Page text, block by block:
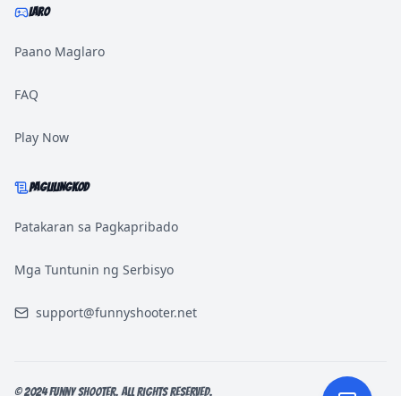
LARO
Paano Maglaro
FAQ
Play Now
PAGLILINGKOD
Patakaran sa Pagkapribado
Mga Tuntunin ng Serbisyo
support@funnyshooter.net
© 2024 Funny Shooter. All rights reserved.